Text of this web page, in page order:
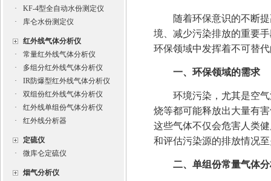
·
KF-4型全自动水份测定仪
·
库仑水份测定仪
红外线气体分析仪
·
常量红外线气体分析仪
·
多组分红外线气体分析仪
·
IR防爆型红外线气体分析仪
·
双组份红外线气体分析仪
·
红外线单组份气体分析仪
·
红外线分析器
定硫仪
·
微库仑定硫仪
烟气分析仪
随着环保意识的不断提
境、减少污染排放的重要
环保领域中发挥着不可替
一、环保领域的需求
环境污染，尤其是空气
烧等都可能释放出大量有
这些气体不仅会危害人类
和评估污染源的排放情况
二、单组份常量气体